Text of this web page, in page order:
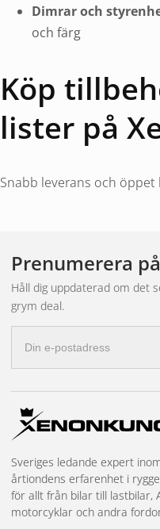
Dimrar och
och färg
Köp
lister på
Snabb leverans och öppet
Prenumerera
Håll dig uppdaterad om det
grym deal.
postadress
Sveriges ledande expert
årtiondens erfarenhet i
för allt från bilar till lastbilar,
motorcyklar och andra